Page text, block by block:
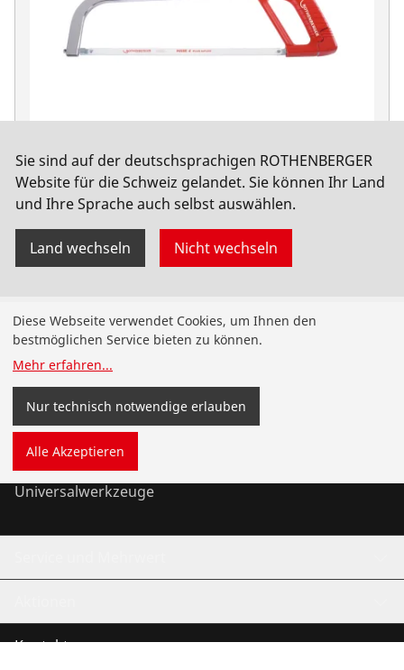
Sägebogen ROBO Super,SW300,Sägebl.71213
No. 71206
Sie sind auf der deutschsprachigen ROTHENBERGER
Website für die Schweiz gelandet. Sie können Ihr Land
und Ihre Sprache auch selbst auswählen.
Land wechseln Nicht wechseln
Produkte
Installation
Service und Wartung
Kälte und Klima
Universalwerkzeuge
Kontakt
Diese Webseite verwendet Cookies, um Ihnen den
bestmöglichen Service bieten zu können.
Mehr erfahren...
Nur technisch notwendige erlauben
Alle Akzeptieren